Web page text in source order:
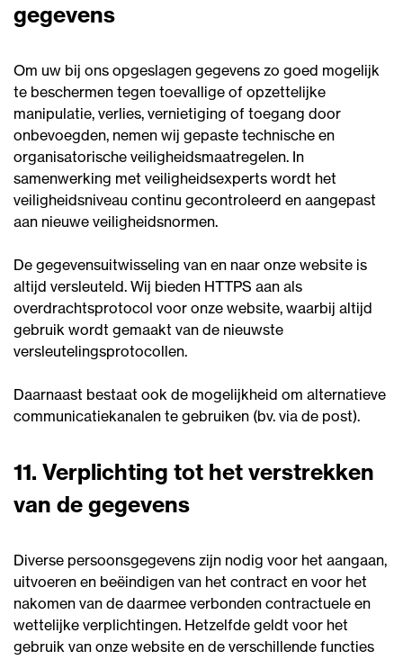
gegevens
Om uw bij ons opgeslagen gegevens zo goed mogelijk
te beschermen tegen toevallige of opzettelijke
manipulatie, verlies, vernietiging of toegang door
onbevoegden, nemen wij gepaste technische en
organisatorische veiligheidsmaatregelen. In
samenwerking met veiligheidsexperts wordt het
veiligheidsniveau continu gecontroleerd en aangepast
aan nieuwe veiligheidsnormen.
De gegevensuitwisseling van en naar onze website is
altijd versleuteld. Wij bieden HTTPS aan als
overdrachtsprotocol voor onze website, waarbij altijd
gebruik wordt gemaakt van de nieuwste
versleutelingsprotocollen.
Daarnaast bestaat ook de mogelijkheid om alternatieve
communicatiekanalen te gebruiken (bv. via de post).
11. Verplichting tot het verstrekken
van de gegevens
Diverse persoonsgegevens zijn nodig voor het aangaan,
uitvoeren en beëindigen van het contract en voor het
nakomen van de daarmee verbonden contractuele en
wettelijke verplichtingen. Hetzelfde geldt voor het
gebruik van onze website en de verschillende functies